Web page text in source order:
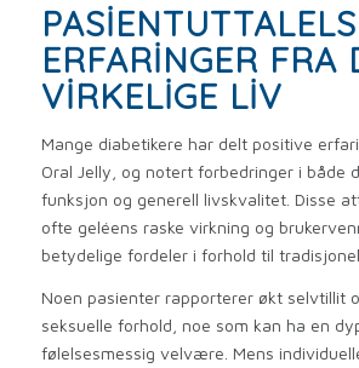
ERFARINGER FRA
VIRKELIGE LIV
Mange diabetikere har delt positive
Oral Jelly, og notert forbedringer i både
funksjon og generell livskvalitet. Disse
ofte geléens raske virkning og
betydelige fordeler i forhold til
Noen pasienter rapporterer økt selvtillit
seksuelle forhold, noe som kan ha en
følelsesmessig velvære. Mens